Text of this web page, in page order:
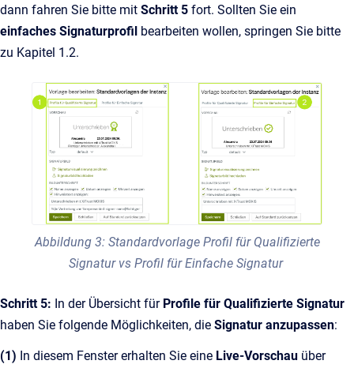
dann fahren Sie bitte mit Schritt 5 fort. Sollten Sie ein
einfaches Signaturprofil bearbeiten wollen, springen Sie bitte
zu Kapitel 1.2.
Abbildung 3: Standardvorlage Profil für Qualifizierte
Signatur vs Profil für Einfache Signatur
Schritt 5: In der Übersicht für Profile für Qualifizierte Signatur
haben Sie folgende Möglichkeiten, die Signatur anzupassen:
(1) In diesem Fenster erhalten Sie eine Live-Vorschau über